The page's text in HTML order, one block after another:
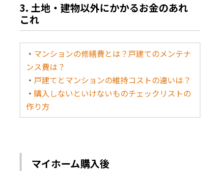
3. 土地・建物以外にかかるお金のあれ
これ
・ マンションの修繕費とは？戸建てのメンテナ
ンス費は？
・ 戸建てとマンションの維持コストの違いは？
・購入しないといけないものチェックリストの
作り方
マイホーム購入後